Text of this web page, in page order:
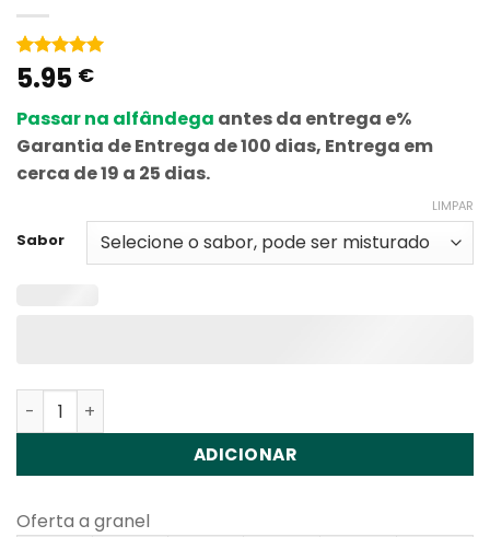
Classificado
com5em
em
1
classificação
de cliente
5.95 €
Passar na alfândega antes da entrega e%
Garantia de Entrega de 100 dias, Entrega em
cerca de 19 a 25 dias.
Sabor
LIMPAR
Quantidade de Bang King 50000 Puffs Disposable Vape
ADICIONAR
Oferta a granel